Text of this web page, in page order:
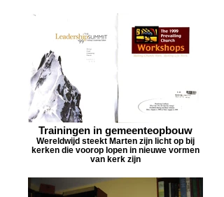
Trainingen in gemeenteopbouw
Wereldwijd steekt Marten zijn licht op bij
kerken die voorop lopen in nieuwe vormen
van kerk zijn